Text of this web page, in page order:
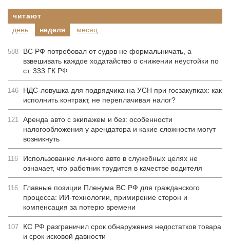
читают
день
неделя месяц
588
ВС РФ потребовал от судов не формальничать, а
взвешивать каждое ходатайство о снижении неустойки по
ст. 333 ГК РФ
146
НДС-ловушка для подрядчика на УСН при госзакупках: как
исполнить контракт, не переплачивая налог?
121 Аренда авто с экипажем и без: особенности
налогообложения у арендатора и какие сложности могут
возникнуть
116
Использование личного авто в служебных целях не
означает, что работник трудится в качестве водителя
116
Главные позиции Пленума ВС РФ для гражданского
процесса: ИИ-технологии, примирение сторон и
компенсация за потерю времени
107
КС РФ разграничил срок обнаружения недостатков товара
и срок исковой давности